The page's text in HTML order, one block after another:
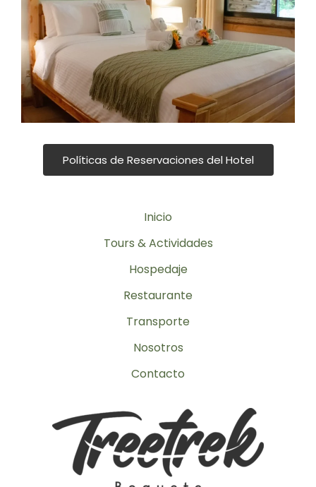
Políticas de Reservaciones del Hotel
Inicio
Tours & Actividades
Hospedaje
Restaurante
Transporte
Nosotros
Contacto